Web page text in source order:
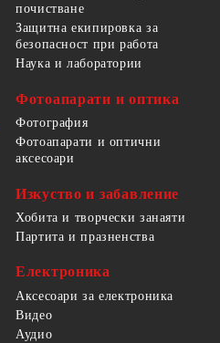
почистване
Защитна екипировка за
безопасност при работа
Наука и лаборатории
Фотоапарати и оптика
Фотография
Фотоапарати и оптични
аксесоари
Изкуство и забавление
Хобита и творчески занаяти
Партита и празненства
Електроника
Аксесоари за електроника
Видео
Аудио